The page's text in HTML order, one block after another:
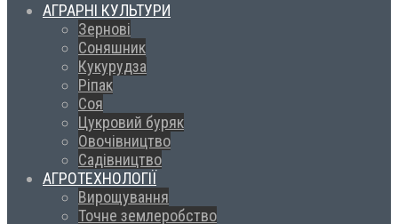
АГРАРНІ КУЛЬТУРИ
Зернові
Соняшник
Кукурудза
Ріпак
Соя
Цукровий буряк
Овочівництво
Садівництво
АГРОТЕХНОЛОГІЇ
Вирощування
Точне землеробство